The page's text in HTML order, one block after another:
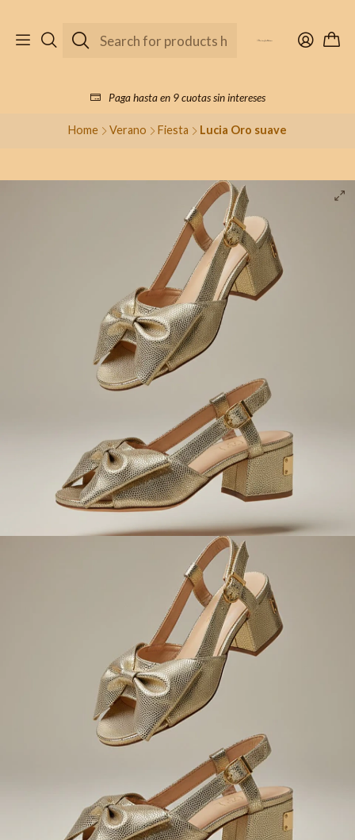
Paga hasta en 9 cuotas sin intereses
Home Verano Fiesta Lucia Oro suave